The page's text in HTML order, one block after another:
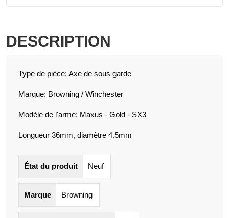
DESCRIPTION
Type de pièce: Axe de sous garde
Marque: Browning / Winchester
Modèle de l'arme: Maxus - Gold - SX3
Longueur 36mm, diamètre 4.5mm
État du produit Neuf
Marque Browning